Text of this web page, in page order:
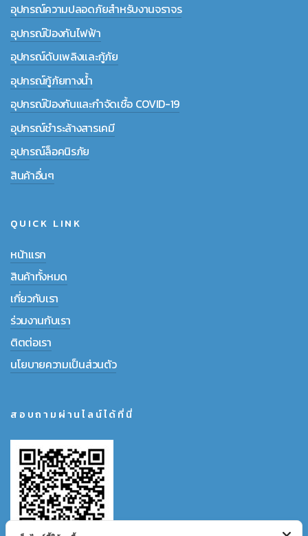
อุปกรณ์ความปลอดภัยสำหรับงานจราจร
อุปกรณ์ป้องกันไฟฟ้า
อุปกรณ์ดับเพลิงและกู้ภัย
อุปกรณ์กู้ภัยทางน้ำ
อุปกรณ์ป้องกันและกำจัดเชื้อ COVID-19
อุปกรณ์ชำระล้างสารเคมี
อุปกรณ์ล็อคนิรภัย
สินค้าอื่นๆ
QUICK LINK
หน้าแรก
สินค้าทั้งหมด
เกี่ยวกับเรา
ร่วมงานกับเรา
ติตต่อเรา
นโยบายความเป็นส่วนตัว
สอบถามผ่านไลน์ได้ที่นี่